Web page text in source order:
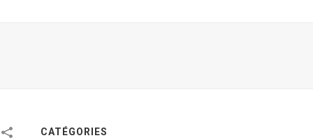
CATÉGORIES